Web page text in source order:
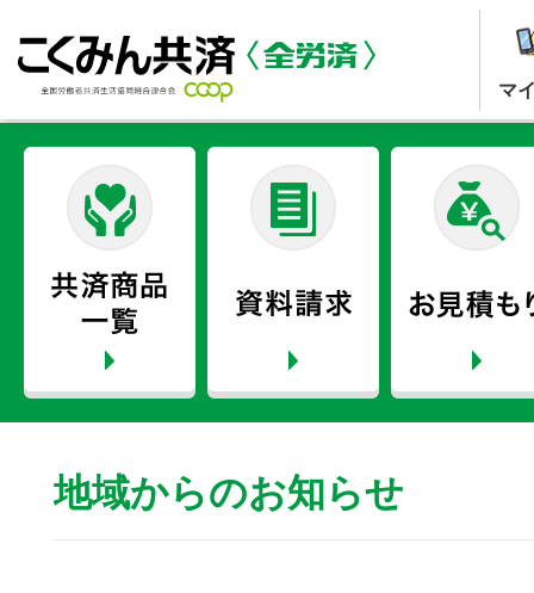
マ
地域からのお知らせ